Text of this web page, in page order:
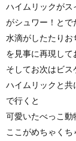
ハイムリックがス
がシュワー！とで
水滴がしたたりお
を見事に再現して
そしてお次はビス
ハイムリックと共
で行くと
可愛いたべっこ動
ここがめちゃく